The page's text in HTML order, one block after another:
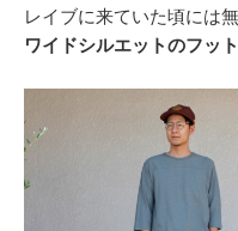
レイブに来ていた頃には
ワイドシルエットのフット